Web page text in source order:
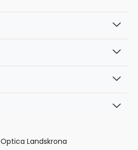
Optica Landskrona